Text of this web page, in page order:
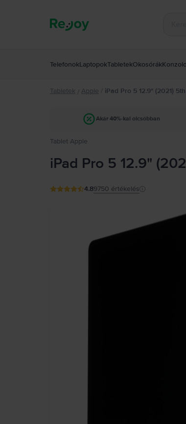
TelefonokLaptopokTabletekOkosórák
Tabletek / Apple / iPad Pro 5 12.9" (2021)
Akár 40%-kal olcsóbban
Tablet Apple
iPad Pro 5 12.9"
4.89750 értékelés